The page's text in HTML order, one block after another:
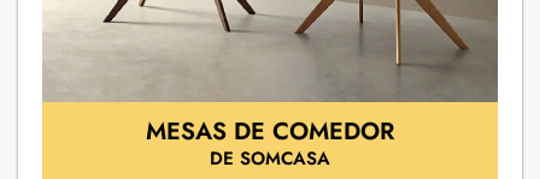
MESAS DE COMEDOR
DE SOMCASA